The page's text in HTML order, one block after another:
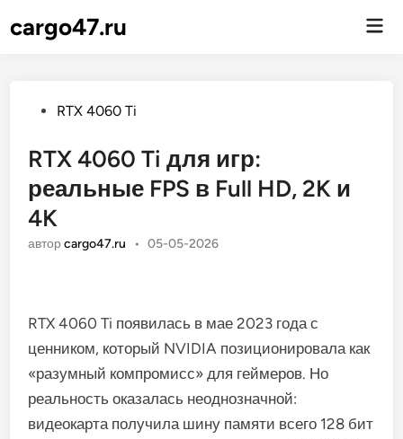
cargo47.ru
Опубликовано
RTX 4060 Ti
RTX 4060 Ti для игр:
реальные FPS в Full HD, 2K и
4K
авторcargo47.ru • 05-05-2026
RTX 4060 Ti появилась в мае 2023 года с
ценником, который NVIDIA позиционировала как
«разумный компромисс» для геймеров. Но
реальность оказалась неоднозначной:
видеокарта получила шину памяти всего 128 бит